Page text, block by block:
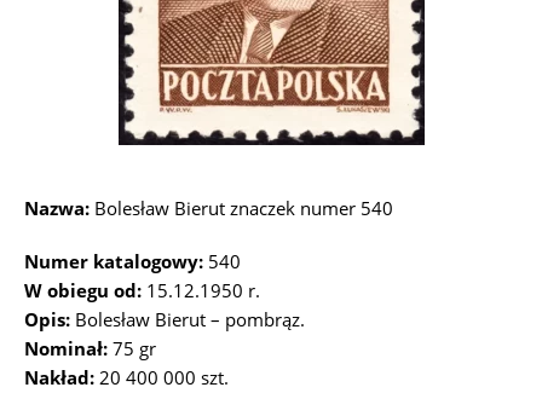
Nazwa: Bolesław Bierut znaczek numer 540
Numer katalogowy: 540
W obiegu od: 15.12.1950 r.
Opis: Bolesław Bierut – pombrąz.
Nominał: 75 gr
Nakład: 20 400 000 szt.